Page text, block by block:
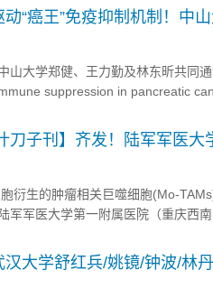
动“癌王”免疫抑制机制！中
山大学郑健、王力勤及林东昕共同
suppression in pancreatic
刀子刊】齐发！陆军军医
衍生的肿瘤相关巨噬细胞(Mo-
军军医大学第一附属医院（重庆西
家研究中心张智红教授团队的祁淑
汉大学舒红兵/姚镜/钟波/林